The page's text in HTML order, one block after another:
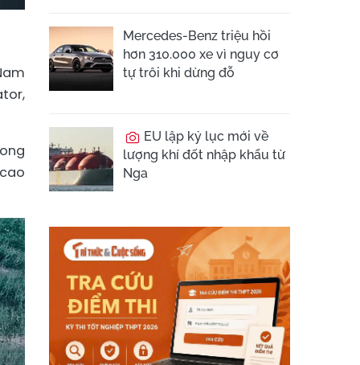
Mercedes-Benz triệu hồi
hơn 310.000 xe vì nguy cơ
tự trôi khi dừng đỗ
EU lập kỷ lục mới về
lượng khí đốt nhập khẩu từ
Nga